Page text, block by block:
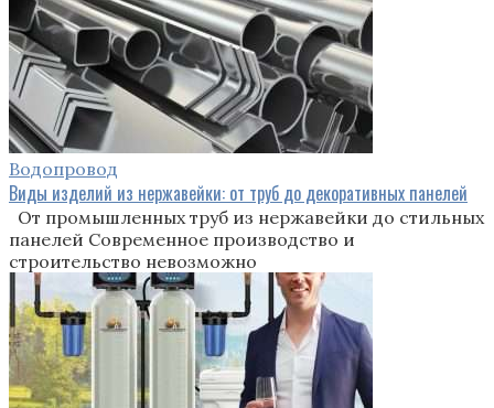
Водопровод
Виды изделий из нержавейки: от труб до декоративных панелей
От промышленных труб из нержавейки до стильных
панелей Современное производство и
строительство невозможно